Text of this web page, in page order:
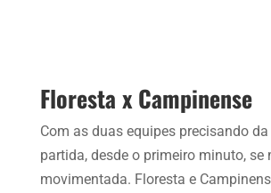
Floresta x Campinense
Com as duas equipes precisando
partida, desde o primeiro minuto, se
movimentada. Floresta e